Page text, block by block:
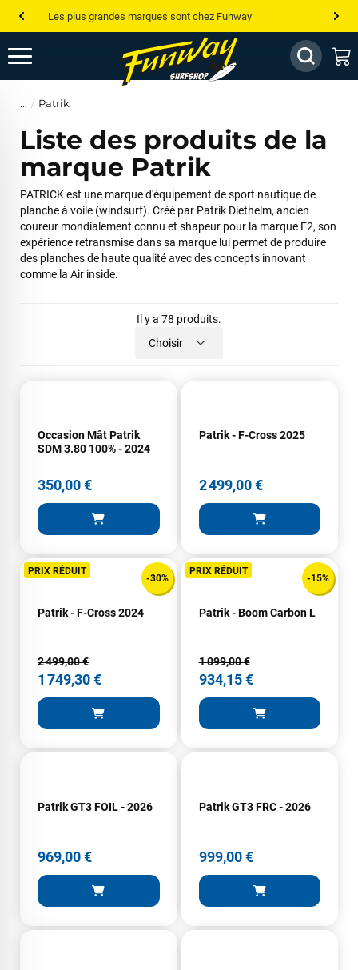
Les plus grandes marques sont chez Funway
Jusqu’à -75% de remise sur le windsurf, wingfoil, etc...
💰 Meilleur prix garanti — Moins cher ailleurs ? On s’aligne !
Patrik
Liste des produits de la
marque Patrik
PATRICK est une marque d'équipement de sport nautique de
planche à voile (windsurf). Créé par Patrik Diethelm, ancien
coureur mondialement connu et shapeur pour la marque F2, son
expérience retransmise dans sa marque lui permet de produire
des planches de haute qualité avec des concepts innovant
comme la Air inside.
Il y a 78 produits.
Choisir
Occasion Mât Patrik
SDM 3.80 100% - 2024
350,00 €
Patrik - F-Cross 2025
2 499,00 €
PRIX RÉDUIT
-30%
Patrik - F-Cross 2024
2 499,00 €
1 749,30 €
PRIX RÉDUIT
-15%
Patrik - Boom Carbon L
1 099,00 €
934,15 €
Patrik GT3 FOIL - 2026
969,00 €
Patrik GT3 FRC - 2026
999,00 €